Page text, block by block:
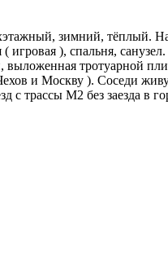
зимний, тёплый. На
), спальня,
выложенная тротуарной
и Москву ). Соседи
с трассы М2 без заезда в